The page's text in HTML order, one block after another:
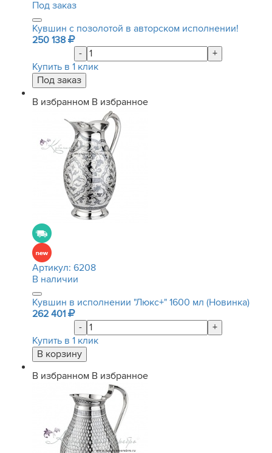
Под заказ
Кувшин с позолотой в авторском исполнении!
250 138
-
+
Купить в 1 клик
В избранном В избранное
Артикул: 6208
В наличии
Кувшин в исполнении "Люкс+" 1600 мл (Новинка)
262 401
-
+
Купить в 1 клик
В избранном В избранное